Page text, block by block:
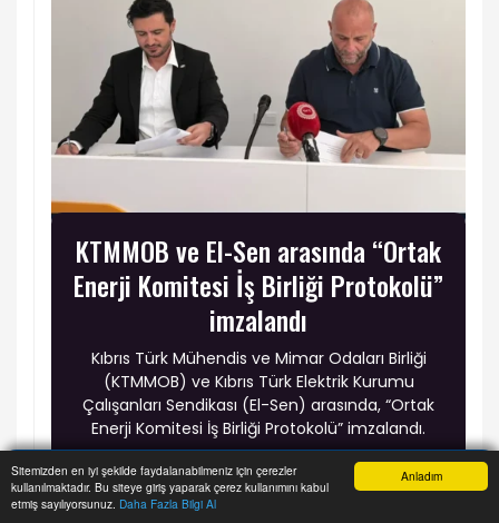
Anladım
Sitemizden en iyi şekilde faydalanabilmeniz için çerezler
kullanılmaktadır. Bu siteye giriş yaparak çerez kullanımını kabul
etmiş sayılıyorsunuz. Daha Fazla Bilgi Al
KTMMOB ve El-Sen arasında “Ortak
Enerji Komitesi İş Birliği Protokolü”
imzalandı
Kıbrıs Türk Mühendis ve Mimar Odaları Birliği
(KTMMOB) ve Kıbrıs Türk Elektrik Kurumu
Çalışanları Sendikası (El-Sen) arasında, “Ortak
Enerji Komitesi İş Birliği Protokolü” imzalandı.
Rum Meteoroloji Dairesi: 1968’den beri
Anasayfa Yazarlar Haber Ara İhbar Hattı Menu